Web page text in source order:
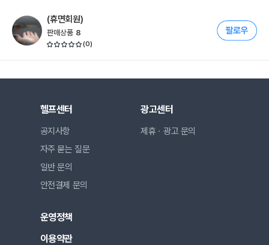
(휴면회원)
판매상품 8
(0)
헬프센터
공지사항
자주 묻는 질문
일반 문의
안전결제 문의
광고센터
제휴ㆍ광고 문의
운영정책
이용약관